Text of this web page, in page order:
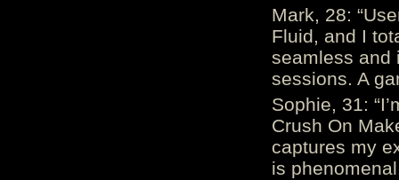
Mark, 28:
Fluid, and I
seamless and
sessions. A
Sophie, 31:
Crush On
captures my
is